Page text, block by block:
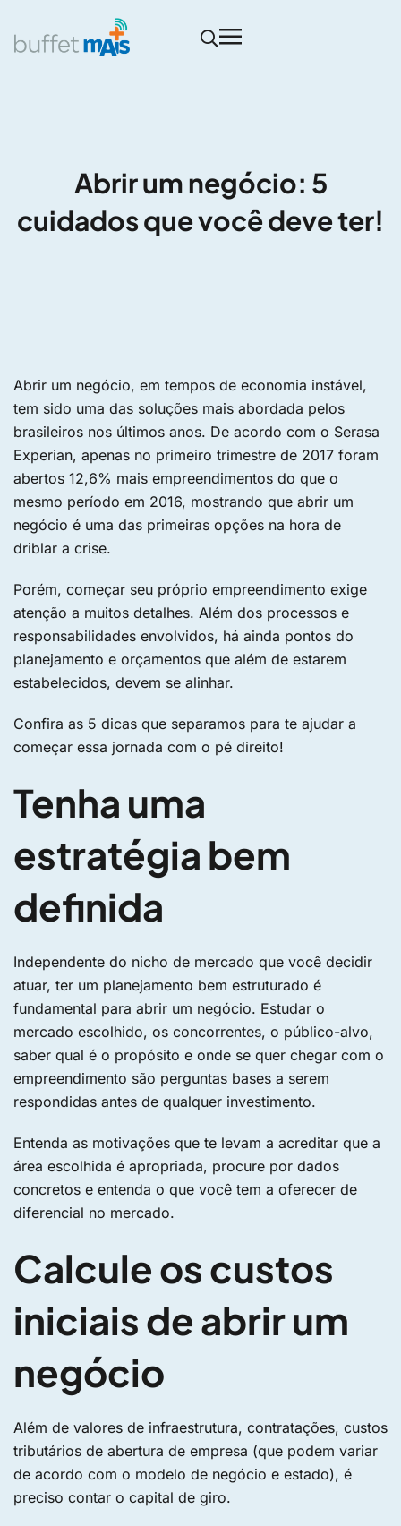
Abrir um negócio: 5
cuidados que você deve ter!
Abrir um negócio, em tempos de economia instável,
tem sido uma das soluções mais abordada pelos
brasileiros nos últimos anos. De acordo com o Serasa
Experian, apenas no primeiro trimestre de 2017 foram
abertos 12,6% mais empreendimentos do que o
mesmo período em 2016, mostrando que abrir um
negócio é uma das primeiras opções na hora de
driblar a crise.
Porém, começar seu próprio empreendimento exige
atenção a muitos detalhes. Além dos processos e
responsabilidades envolvidos, há ainda pontos do
planejamento e orçamentos que além de estarem
estabelecidos, devem se alinhar.
Confira as 5 dicas que separamos para te ajudar a
começar essa jornada com o pé direito!
Tenha uma
estratégia bem
definida
Independente do nicho de mercado que você decidir
atuar, ter um planejamento bem estruturado é
fundamental para abrir um negócio. Estudar o
mercado escolhido, os concorrentes, o público-alvo,
saber qual é o propósito e onde se quer chegar com o
empreendimento são perguntas bases a serem
respondidas antes de qualquer investimento.
Entenda as motivações que te levam a acreditar que a
área escolhida é apropriada, procure por dados
concretos e entenda o que você tem a oferecer de
diferencial no mercado.
Calcule os custos
iniciais de abrir um
negócio
Além de valores de infraestrutura, contratações, custos
tributários de abertura de empresa (que podem variar
de acordo com o modelo de negócio e estado), é
preciso contar o capital de giro.